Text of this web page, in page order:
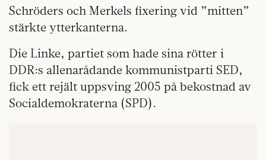
Schröders och Merkels fixering vid ”mitten”
stärkte ytterkanterna.
Die Linke, partiet som hade sina rötter i
DDR:s allenarådande kommunistparti SED,
fick ett rejält uppsving 2005 på bekostnad av
Socialdemokraterna (SPD).